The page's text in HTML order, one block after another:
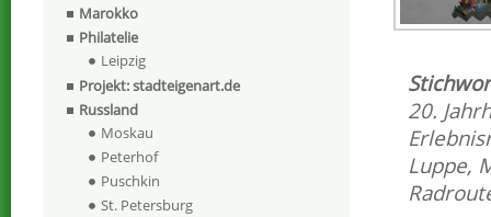
20.
Luppe,
Marokko
Philatelie
Leipzig
Projekt: stadteigenart.de
Russland
Moskau
Peterhof
Puschkin
St. Petersburg